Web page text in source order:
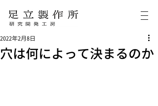
穴は何によって決まるのか
2022年2月8日